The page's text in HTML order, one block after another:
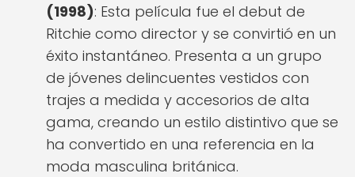
(1998): Esta película fue el debut de
Ritchie como director y se convirtió en un
éxito instantáneo. Presenta a un grupo
de jóvenes delincuentes vestidos con
trajes a medida y accesorios de alta
gama, creando un estilo distintivo que se
ha convertido en una referencia en la
moda masculina británica.